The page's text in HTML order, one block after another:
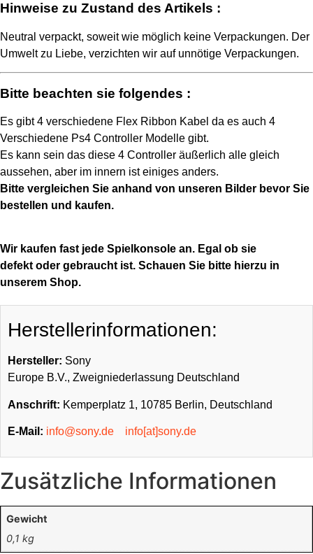
Hinweise zu Zustand des Artikels :
Neutral verpackt, soweit wie möglich keine Verpackungen. Der
Umwelt zu Liebe, verzichten wir auf unnötige Verpackungen.
Bitte beachten sie folgendes :
Es gibt 4 verschiedene Flex Ribbon Kabel da es auch 4
Verschiedene Ps4 Controller Modelle gibt.
Es kann sein das diese 4 Controller äußerlich alle gleich
aussehen, aber im innern ist einiges anders.
Bitte vergleichen Sie anhand von unseren Bilder bevor Sie
bestellen und kaufen.
Wir kaufen fast jede Spielkonsole an. Egal ob sie
defekt oder gebraucht ist. Schauen Sie bitte hierzu in
unserem Shop.
Herstellerinformationen:
Hersteller: Sony
Europe B.V., Zweigniederlassung Deutschland
Anschrift: Kemperplatz 1, 10785 Berlin, Deutschland
E-Mail: info@sony.de info[at]sony.de
Zusätzliche Informationen
Gewicht
0,1 kg